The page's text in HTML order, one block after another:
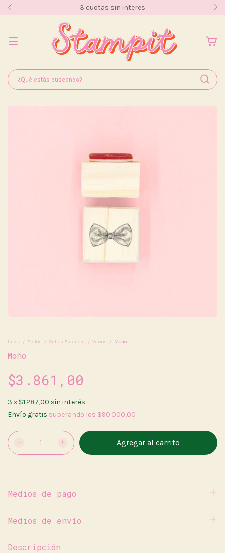
3 cuotas sin interes
Inicio / Sellos / Sellos Estandar / Varios / Moño
Moño
$3.861,00
3 x $1.287,00 sin interés
Envío gratis superando los $90.000,00
Medios de pago
Medios de envío
Descripción